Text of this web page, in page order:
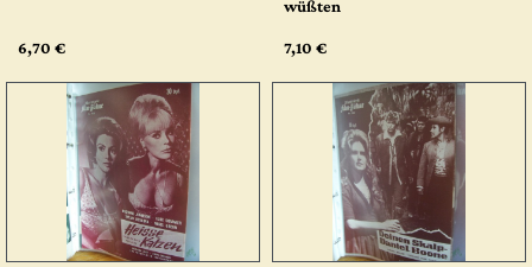
6,70 €
wüßten
7,10 €